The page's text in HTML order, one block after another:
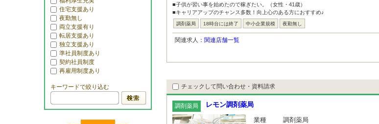
住宅支援あり
夜勤無し
両立支援有り
転居支援あり
独立支援あり
準社員制度あり
契約社員制度
再雇用制度あり
キーワードで絞り込む
■子供が習い事を始めたので稼ぎたい。（女性・41歳）
■キャリアアップのチャンス多数！向上心のある方におすすめ♪
調剤薬局 18時台には終了 中小企業規模 夜勤無し
関連求人： 関連店舗一覧
チェックして問い合わせ・資料請求
調剤薬局 レモン調剤薬局
業種
調剤薬局